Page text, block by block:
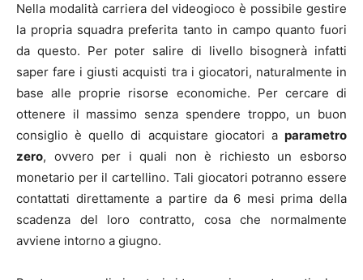
Nella modalità carriera del videogioco è possibile gestire
la propria squadra preferita tanto in campo quanto fuori
da questo. Per poter salire di livello bisognerà infatti
saper fare i giusti acquisti tra i giocatori, naturalmente in
base alle proprie risorse economiche. Per cercare di
ottenere il massimo senza spendere troppo, un buon
consiglio è quello di acquistare giocatori a parametro
zero, ovvero per i quali non è richiesto un esborso
monetario per il cartellino. Tali giocatori potranno essere
contattati direttamente a partire da 6 mesi prima della
scadenza del loro contratto, cosa che normalmente
avviene intorno a giugno.